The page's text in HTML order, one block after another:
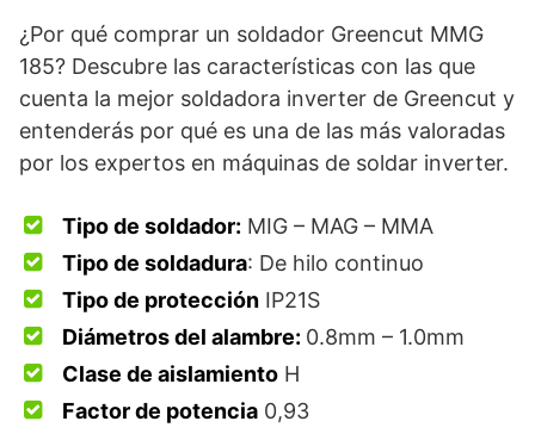
¿Por qué comprar un soldador Greencut MMG
185? Descubre las características con las que
cuenta la mejor soldadora inverter de Greencut y
entenderás por qué es una de las más valoradas
por los expertos en máquinas de soldar inverter.
Tipo de soldador: MIG – MAG – MMA
Tipo de soldadura: De hilo continuo
Tipo de protección IP21S
Diámetros del alambre: 0.8mm – 1.0mm
Clase de aislamiento H
Factor de potencia 0,93